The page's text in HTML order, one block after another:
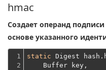
hmac
Создает операнд
основе указанного
1
2
static Digest
    Buffer key,